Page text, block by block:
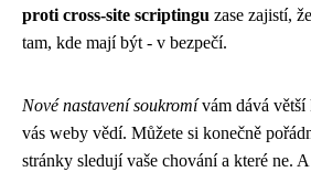
proti cross-site scriptingu zase zajistí,
tam, kde mají být - v bezpečí.
Nové nastavení soukromívám dává větší
vás weby vědí. Můžete si konečně
stránky sledují vaše chování a které ne.